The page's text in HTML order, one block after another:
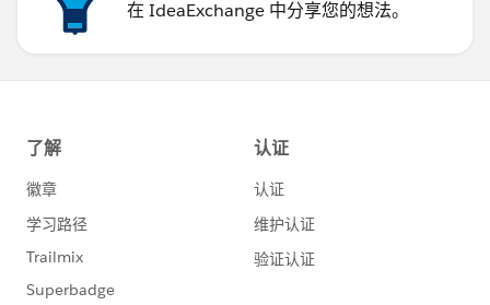
在 IdeaExchange 中分享您的想法。